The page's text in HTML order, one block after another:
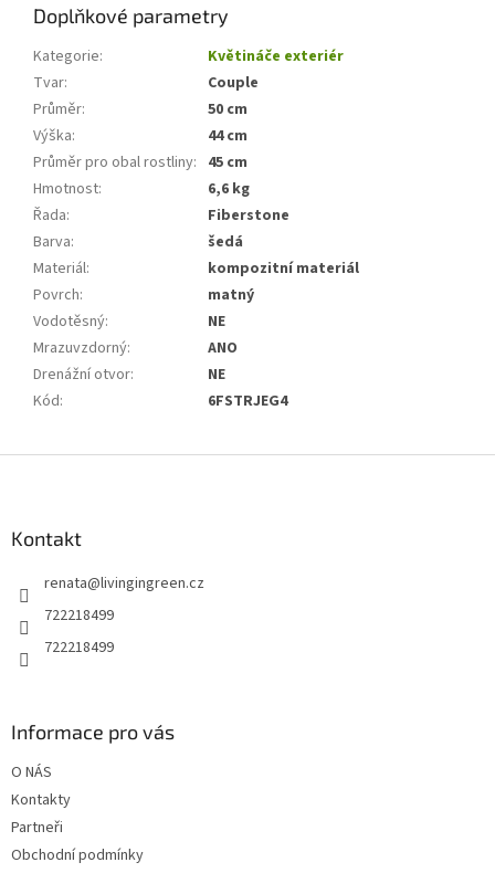
Doplňkové parametry
Kategorie:
Květináče exteriér
Tvar:
Couple
Průměr:
50 cm
Výška:
44 cm
Průměr pro obal rostliny: 45 cm
Hmotnost:
6,6 kg
Řada:
Fiberstone
Barva:
šedá
Materiál:
kompozitní materiál
Povrch:
matný
Vodotěsný:
NE
Mrazuvzdorný:
ANO
Drenážní otvor:
NE
Kód: 6FSTRJEG4
Kontakt
renata@livingingreen.cz
722218499
722218499
Informace pro vás
O NÁS
Kontakty
Partneři
Obchodní podmínky